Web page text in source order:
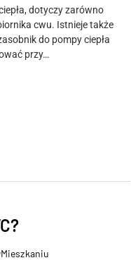
dotyczy zarówno
cwu. Istnieje także
do pompy ciepła
przy…